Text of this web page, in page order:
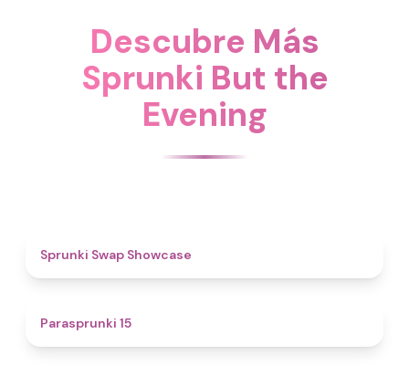
Descubre Más
Sprunki But the
Evening
Sprunki Swap Showcase
Parasprunki 15